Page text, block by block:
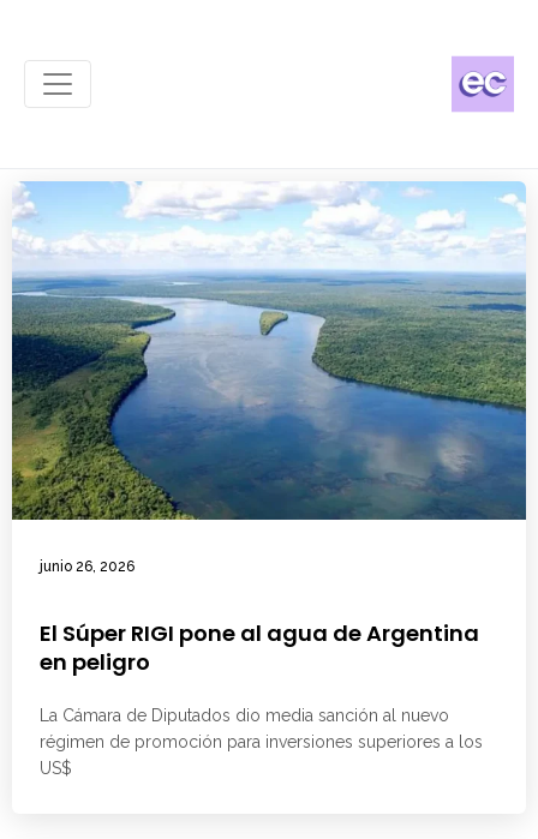
junio 26, 2026
El Súper RIGI pone al agua de Argentina
en peligro
La Cámara de Diputados dio media sanción al nuevo
régimen de promoción para inversiones superiores a los
US$